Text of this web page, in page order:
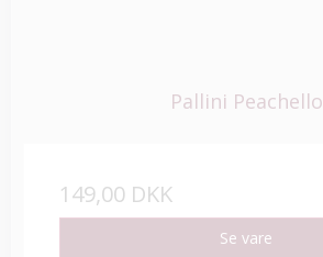
Pallini Peachello
149,00 DKK
Se vare